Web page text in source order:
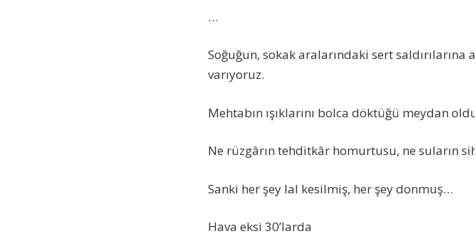
…
Soğuğun, sokak aralarındaki sert saldırılarına
varıyoruz.
Mehtabın ışıklarını bolca döktüğü meydan
Ne rüzgârın tehditkâr homurtusu, ne suların
Sanki her şey lal kesilmiş, her şey donmuş…
Hava eksi 30’larda